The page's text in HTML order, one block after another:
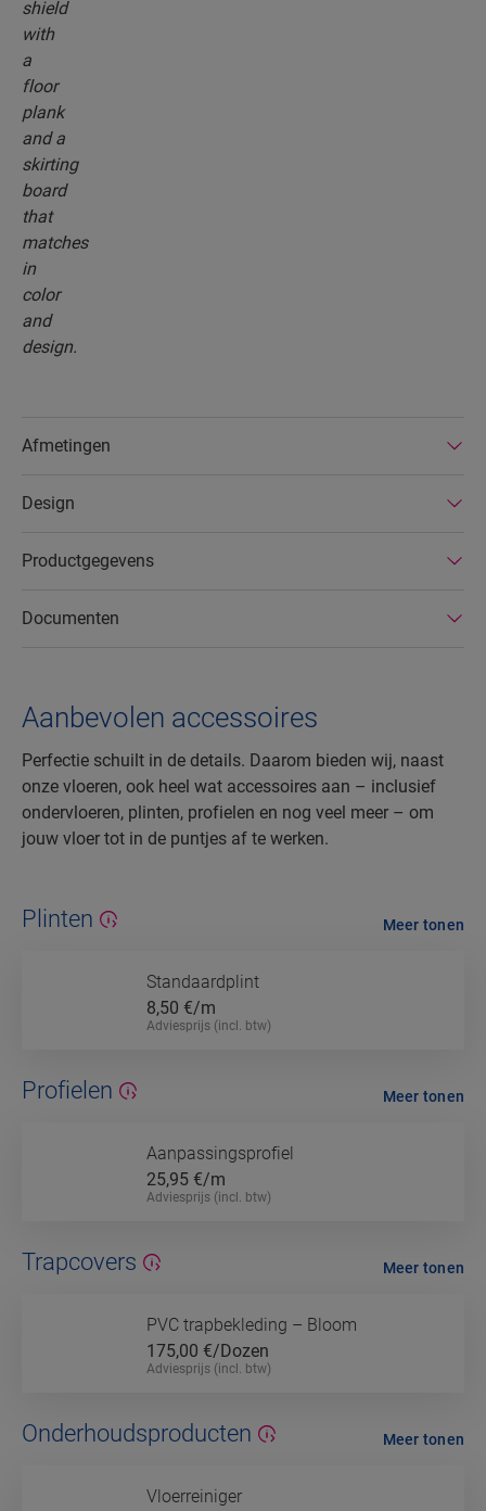
Afmetingen
Design
Productgegevens
Documenten
Aanbevolen accessoires
Perfectie schuilt in de details. Daarom bieden wij, naast
onze vloeren, ook heel wat accessoires aan – inclusief
ondervloeren, plinten, profielen en nog veel meer – om
jouw vloer tot in de puntjes af te werken.
Plinten
Standaardplint
8,50 €/m
Adviesprijs (incl. btw)
Meer tonen
Profielen
Aanpassingsprofiel
25,95 €/m
Adviesprijs (incl. btw)
Meer tonen
Trapcovers
PVC trapbekleding – Bloom
175,00 €/Dozen
Adviesprijs (incl. btw)
Meer tonen
Onderhoudsproducten
Vloerreiniger
Meer tonen